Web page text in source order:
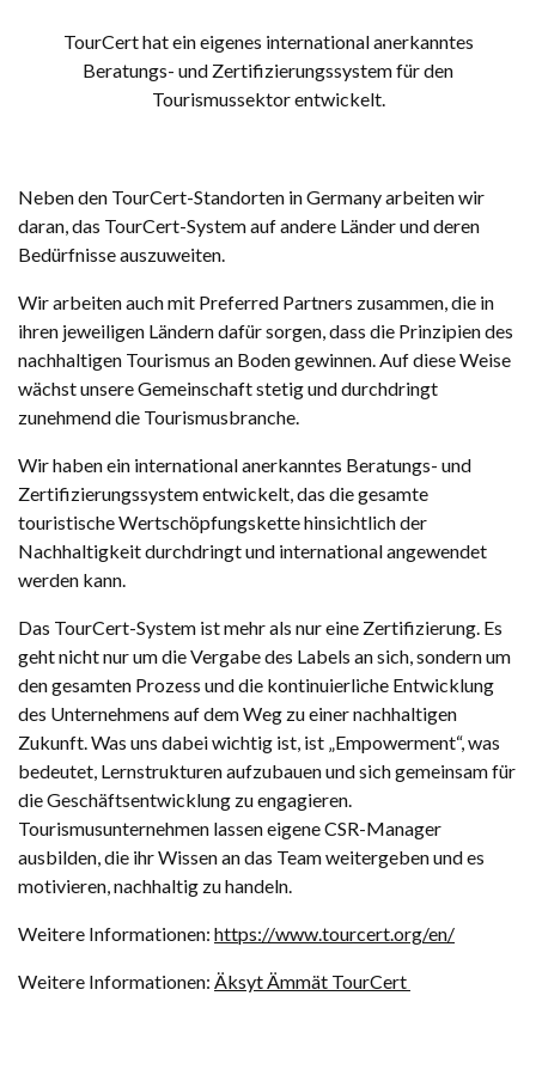
TourCert hat ein eigenes international anerkanntes
Beratungs- und Zertifizierungssystem für den
Tourismussektor entwickelt.
Neben den TourCert-Standorten in Germany arbeiten wir
daran, das TourCert-System auf andere Länder und deren
Bedürfnisse auszuweiten.
Wir arbeiten auch mit Preferred Partners zusammen, die in
ihren jeweiligen Ländern dafür sorgen, dass die Prinzipien des
nachhaltigen Tourismus an Boden gewinnen. Auf diese Weise
wächst unsere Gemeinschaft stetig und durchdringt
zunehmend die Tourismusbranche.
Wir haben ein international anerkanntes Beratungs- und
Zertifizierungssystem entwickelt, das die gesamte
touristische Wertschöpfungskette hinsichtlich der
Nachhaltigkeit durchdringt und international angewendet
werden kann.
Das TourCert-System ist mehr als nur eine Zertifizierung. Es
geht nicht nur um die Vergabe des Labels an sich, sondern um
den gesamten Prozess und die kontinuierliche Entwicklung
des Unternehmens auf dem Weg zu einer nachhaltigen
Zukunft. Was uns dabei wichtig ist, ist „Empowerment“, was
bedeutet, Lernstrukturen aufzubauen und sich gemeinsam für
die Geschäftsentwicklung zu engagieren.
Tourismusunternehmen lassen eigene CSR-Manager
ausbilden, die ihr Wissen an das Team weitergeben und es
motivieren, nachhaltig zu handeln.
Weitere Informationen: https://www.tourcert.org/en/
Weitere Informationen: Äksyt Ämmät TourCert